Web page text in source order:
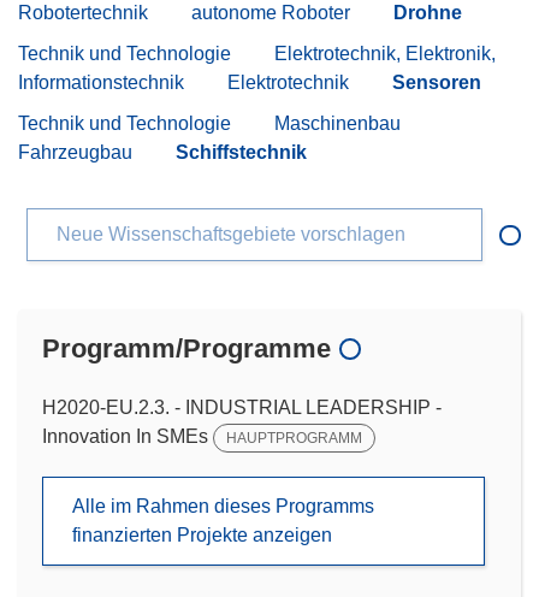
Robotertechnik
autonome Roboter
Drohne
Technik und Technologie
Elektrotechnik, Elektronik,
Informationstechnik
Elektrotechnik
Sensoren
Technik und Technologie
Maschinenbau
Fahrzeugbau
Schiffstechnik
Neue Wissenschaftsgebiete vorschlagen
Programm/Programme
H2020-EU.2.3. - INDUSTRIAL LEADERSHIP -
Innovation In SMEs
HAUPTPROGRAMM
Alle im Rahmen dieses Programms
finanzierten Projekte anzeigen